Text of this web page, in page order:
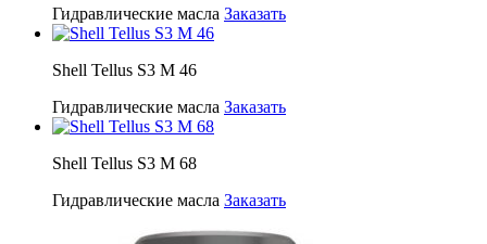
Гидравлические масла Заказать
Shell Tellus S3 M 46
Гидравлические масла Заказать
Shell Tellus S3 M 68
Гидравлические масла Заказать